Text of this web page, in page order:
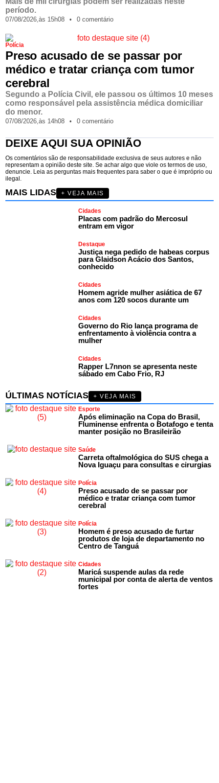
período.
07/08/2026,às 15h08 • 0 comentário
Polícia
Preso acusado de se passar por
médico e tratar criança com tumor
cerebral
Segundo a Polícia Civil, ele passou os últimos 10 meses
como responsável pela assistência médica domiciliar
do menor.
07/08/2026,às 14h08 • 0 comentário
DEIXE AQUI SUA OPINIÃO
Os comentários são de responsabilidade exclusiva de seus autores e não
representam a opinião deste site. Se achar algo que viole os termos de uso,
denuncie. Leia as perguntas mais frequentes para saber o que é impróprio ou
ilegal.
MAIS LIDAS + VEJA MAIS
Cidades
Placas com padrão do Mercosul
entram em vigor
Destaque
Justiça nega pedido de habeas corpus
para Glaidson Acácio dos Santos,
conhecido
Cidades
Homem agride mulher asiática de 67
anos com 120 socos durante um
Cidades
Governo do Rio lança programa de
enfrentamento à violência contra a
mulher
Cidades
Rapper L7nnon se apresenta neste
sábado em Cabo Frio, RJ
ÚLTIMAS NOTÍCIAS
+ VEJA MAIS
Esporte
Após eliminação na Copa do Brasil,
Fluminense enfrenta o Botafogo e tenta
manter posição no Brasileirão
Saúde
Carreta oftalmológica do SUS chega a
Nova Iguaçu para consultas e cirurgias
Polícia
Preso acusado de se passar por
médico e tratar criança com tumor
cerebral
Polícia
Homem é preso acusado de furtar
produtos de loja de departamento no
Centro de Tanguá
Cidades
Maricá suspende aulas da rede
municipal por conta de alerta de ventos
fortes